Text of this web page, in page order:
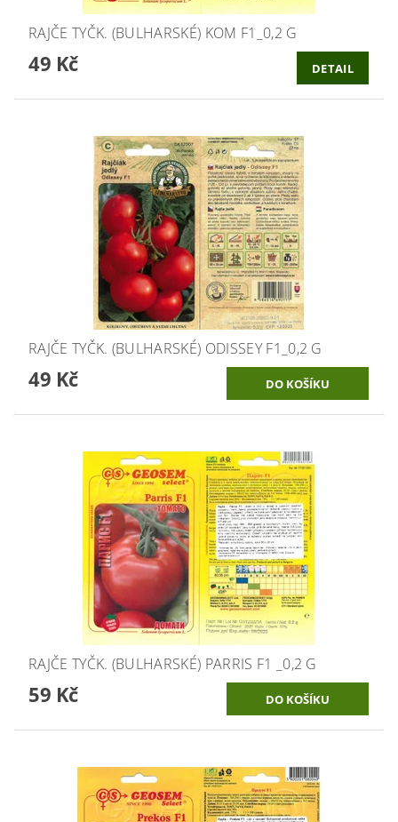
RAJČE TYČK. (BULHARSKÉ) KOM F1_0,2 G
49 Kč DETAIL
RAJČE TYČK. (BULHARSKÉ) ODISSEY F1_0,2 G
49 Kč
RAJČE TYČK. (BULHARSKÉ) PARRIS F1 _0,2 G
59 Kč